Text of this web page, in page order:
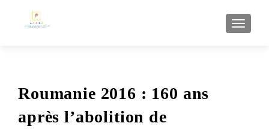
Roumanie 2016 : 160 ans
après l’abolition de